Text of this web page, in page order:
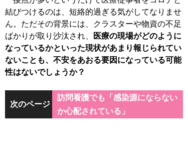
結びつけるのは、短絡的過ぎる気がしてなりませ
ん。ただその背景には、クラスターや物資の不足
ばかりが取り沙汰され、
医療の現場がどのように
なっているかといった現状があまり報じられてい
ないことも、不安をあおる要因になっている可能
性はないでしょうか？
次のページ
訪問看護でも「感染源にならない
か心配されている」